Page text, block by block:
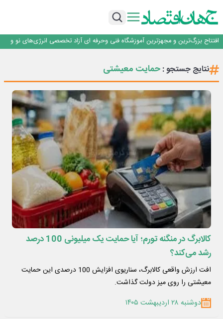
فولاد در تله قیمت‌گذاری دستوری
افتتاح بزرگ‌ترین و مجهزترین آموزشگاه فنی وحرفه ای آزاد تخصصی انرژی‌های نو و
تجدیدپذیر با حضور استاندار اصفهان
تداوم صعود مس در بازارهای جهانی؛ قیمت فلز سرخ از ۱۴هزار دلار در هر تن عبور کرد
فولاد در تله قیمت‌گذاری دستوری
نتایج جستجو :حمایت معیشتی
کالابرگ در منگنه تورم؛ آیا حمایت یک میلیونی 100 درصد
رشد می‌کند؟
افت ارزش واقعی کالابرگ، سناریوی افزایش 100 درصدی این حمایت
معیشتی را روی میز دولت گذاشت.
دوشنبه ۲۸ اردیبهشت ۱۴۰۵